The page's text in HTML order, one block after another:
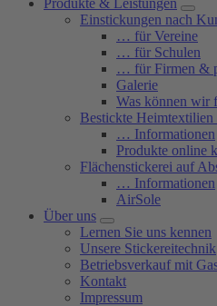
Produkte & Leistungen
Einstickungen nach
… für Vereine
… für Schulen
… für Firmen &
Galerie
Was können wir
Bestickte Heimtextilien
… Informationen
Produkte online
Flächenstickerei auf
… Informationen
AirSole
Über uns
Lernen Sie uns kennen
Unsere Stickereitechnik
Betriebsverkauf mit
Kontakt
Impressum